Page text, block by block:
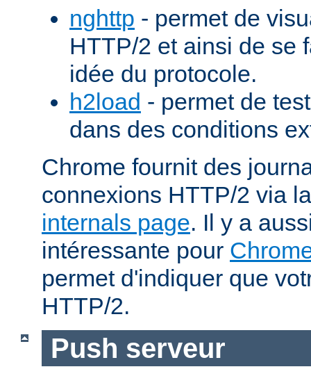
nghttp - permet de
HTTP/2 et ainsi de se
idée du protocole.
h2load - permet de
dans des conditions
Chrome fournit des
connexions HTTP/2 via
internals page. Il y a
intéressante pour
permet d'indiquer que
HTTP/2.
Push serveur